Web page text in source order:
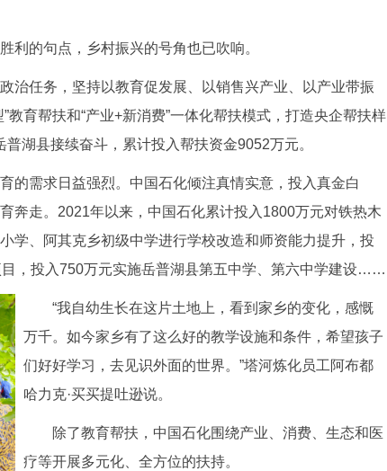
的句点，乡村振兴的号角也已吹响。
任务，坚持以教育促发展、以销售兴产业、以产业带振
教育帮扶和“产业+新消费”一体化帮扶模式，打造央企帮扶样
湖县接续奋斗，累计投入帮扶资金9052万元。
需求日益强烈。中国石化倾注真情实意，投入真金白
奔走。2021年以来，中国石化累计投入1800万元对铁热木
学、阿其克乡初级中学进行学校改造和师资能力提升，投
，投入750万元实施岳普湖县第五中学、第六中学建设……
“我自幼生长在这片土地上，看到家乡的变化，感慨
万千。如今家乡有了这么好的教学设施和条件，希望孩子
们好好学习，去见识外面的世界。”塔河炼化员工阿布都
哈力克·买买提吐逊说。
除了教育帮扶，中国石化围绕产业、消费、生态和医
疗等开展多元化、全方位的扶持。